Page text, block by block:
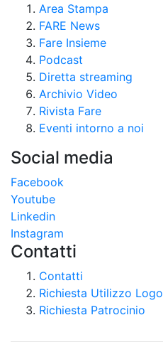
Area Stampa
FARE News
Fare Insieme
Podcast
Diretta streaming
Archivio Video
Rivista Fare
Eventi intorno a noi
Social media
Facebook
Youtube
Linkedin
Instagram
Contatti
Contatti
Richiesta Utilizzo Logo
Richiesta Patrocinio